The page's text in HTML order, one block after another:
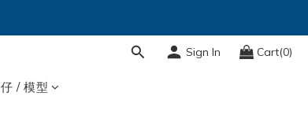
Sign In Cart(0)
/ 模型